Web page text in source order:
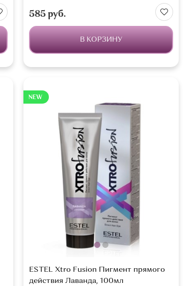
585 руб.
В КОРЗИНУ
NEW
ESTEL Xtro Fusion Пигмент прямого
действия Лаванда, 100мл